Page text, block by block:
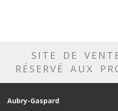
SITE DE
RÉSERVÉ AUX
Aubry-Gaspard